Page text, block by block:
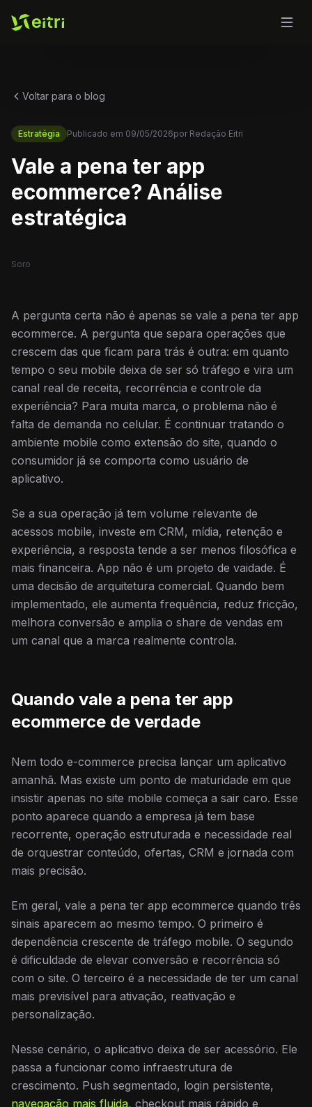
Voltar para o blog
Estratégia Publicado em 09/05/2026por Redação Eitri
Vale a pena ter app
ecommerce? Análise
estratégica
Soro
A pergunta certa não é apenas se vale a pena ter app
ecommerce. A pergunta que separa operações que
crescem das que ficam para trás é outra: em quanto
tempo o seu mobile deixa de ser só tráfego e vira um
canal real de receita, recorrência e controle da
experiência? Para muita marca, o problema não é
falta de demanda no celular. É continuar tratando o
ambiente mobile como extensão do site, quando o
consumidor já se comporta como usuário de
aplicativo.
Se a sua operação já tem volume relevante de
acessos mobile, investe em CRM, mídia, retenção e
experiência, a resposta tende a ser menos filosófica e
mais financeira. App não é um projeto de vaidade. É
uma decisão de arquitetura comercial. Quando bem
implementado, ele aumenta frequência, reduz fricção,
melhora conversão e amplia o share de vendas em
um canal que a marca realmente controla.
Quando vale a pena ter app
ecommerce de verdade
Nem todo e-commerce precisa lançar um aplicativo
amanhã. Mas existe um ponto de maturidade em que
insistir apenas no site mobile começa a sair caro. Esse
ponto aparece quando a empresa já tem base
recorrente, operação estruturada e necessidade real
de orquestrar conteúdo, ofertas, CRM e jornada com
mais precisão.
Em geral, vale a pena ter app ecommerce quando três
sinais aparecem ao mesmo tempo. O primeiro é
dependência crescente de tráfego mobile. O segundo
é dificuldade de elevar conversão e recorrência só
com o site. O terceiro é a necessidade de ter um canal
mais previsível para ativação, reativação e
personalização.
Nesse cenário, o aplicativo deixa de ser acessório. Ele
passa a funcionar como infraestrutura de
crescimento. Push segmentado, login persistente,
navegação mais fluida, checkout mais rápido e